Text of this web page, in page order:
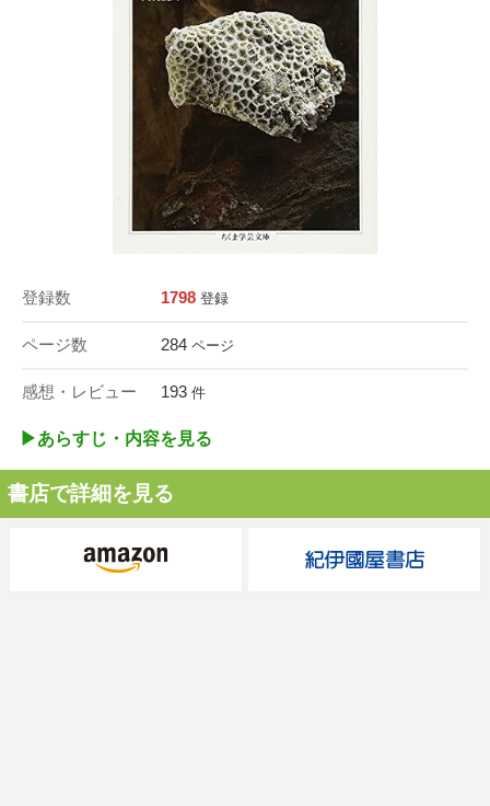
登録数 1798 登録
ページ数 284 ページ
感想・レビュー 193 件
▶︎あらすじ・内容を見る
書店で詳細を見る